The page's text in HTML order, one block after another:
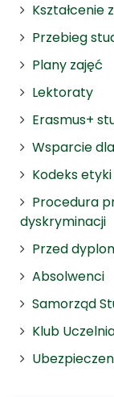
Kształcenie
Przebieg
Plany zajęć
Lektoraty
Erasmus+
Wsparcie
Kodeks
Procedura
dyskryminacji
Przed
Absolwenci
Samorząd
Klub